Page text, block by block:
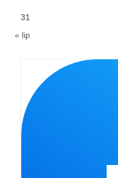
Uroczystość
31
« lip